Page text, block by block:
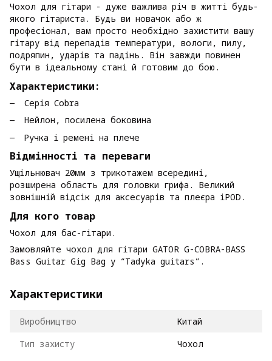
Чохол для гітари - дуже важлива річ в житті будь-
якого гітариста. Будь ви новачок або ж
професіонал, вам просто необхідно захистити вашу
гітару від перепадів температури, вологи, пилу,
подряпин, ударів та падінь. Він завжди повинен
бути в ідеальному стані й готовим до бою.
Характеристики:
Серія Cobra
Нейлон, посилена боковина
Ручка і ремені на плече
Відмінності та переваги
Ущільнювач 20мм з трикотажем всередині,
розширена область для головки грифа. Великий
зовнішній відсік для аксесуарів та плеєра iPOD.
Для кого товар
Чохол для бас-гітари.
Замовляйте чохол для гітари GATOR G-COBRA-BASS
Bass Guitar Gig Bag у “Tadyka guitars”.
Характеристики
Виробництво
Китай
Тип захисту
Чохол